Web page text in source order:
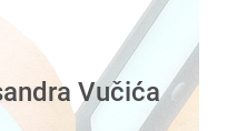
Vučića